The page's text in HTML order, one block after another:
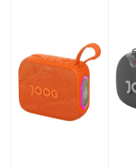
VER MÁS